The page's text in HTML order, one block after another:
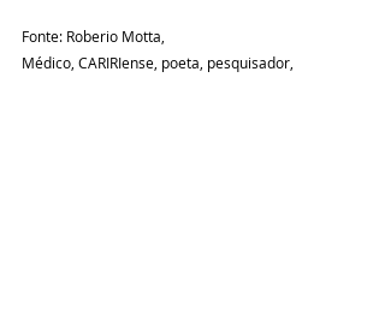
Fonte: Roberio Motta,
Médico, CARIRIense, poeta, pesquisador,